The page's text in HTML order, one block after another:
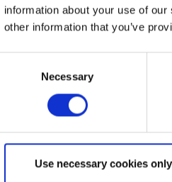
information about your use of
other information that you’ve
Necessary
Use necessary cookies only
Denna verksamhet är
varandras